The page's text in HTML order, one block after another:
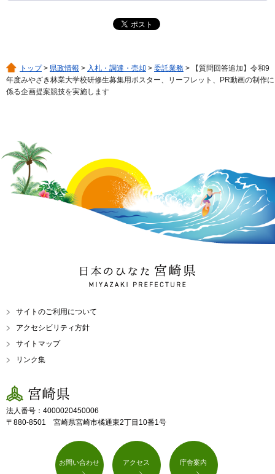
トップ> 県政情報 > 入札・調達・売却 > 委託業務 > 【質問回答追加】令和9
年度みやざき林業大学校研修生募集用ポスター、リーフレット、PR動画の制作に
係る企画提案競技を実施します
日本のひなた 宮崎県
MIYAZAKI PREFECTURE
サイトのご利用について
アクセシビリティ方針
サイトマップ
リンク集
宮崎県
法人番号：4000020450006
〒880-8501 宮崎県宮崎市橘通東2丁目10番1号
お問い合わせ アクセス 庁舎案内